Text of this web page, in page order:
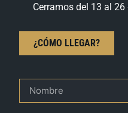
Cerramos del 13 al 26
¿CÓMO LLEGAR?